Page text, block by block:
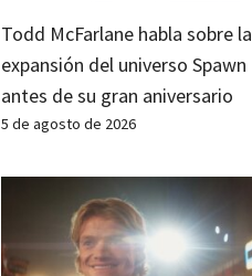
Todd McFarlane habla sobre la
expansión del universo Spawn
antes de su gran aniversario
5 de agosto de 2026